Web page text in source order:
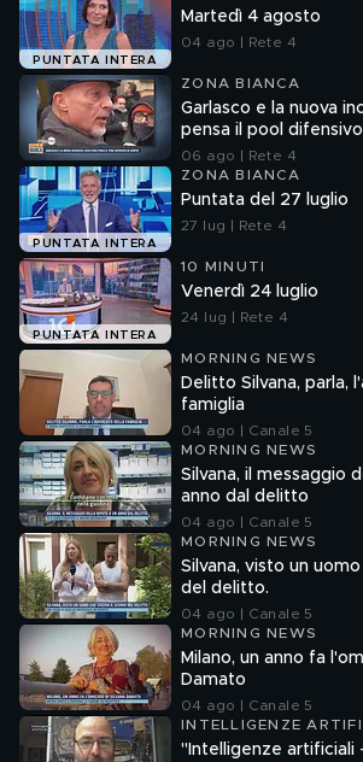
PUNTATA INTERA
Martedì 4 agosto
04 ago | Rete 4
ZONA BIANCA
Garlasco e la nuova
pensa il pool
06 ago | Rete 4
PUNTATA INTERA
ZONA BIANCA
Puntata del 27 luglio
27 lug | Rete 4
PUNTATA INTERA
10 MINUTI
Venerdì 24 luglio
24 lug | Rete 4
MORNING NEWS
Delitto Silvana, parla,
famiglia
04 ago | Canale 5
MORNING NEWS
Silvana, il messaggio
anno dal delitto
04 ago | Canale 5
MORNING NEWS
Silvana, visto un
del delitto.
04 ago | Canale 5
MORNING NEWS
Milano, un anno fa l'omicidio di Silvana
Damato
04 ago | Canale 5
INTELLIGENZE
A NOI
"Intelligenze artificiali